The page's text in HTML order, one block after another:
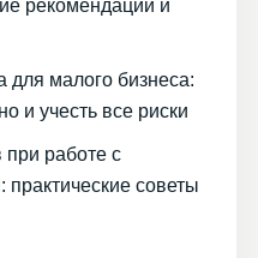
рекомендации и
малого бизнеса:
и учесть все риски
работе с
советы